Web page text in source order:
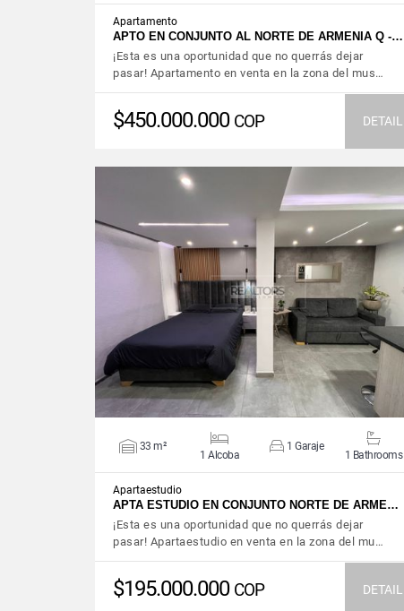
Apartamento
APTO EN CONJUNTO AL NORTE DE ARMENIA Q -…
¡Esta es una oportunidad que no querrás dejar
pasar! Apartamento en venta en la zona del mus…
$450.000.000 COP DETAIL
VIEW DETAILS
33 m²
1 Alcoba
1 Garaje
1 Bathrooms
Apartaestudio
APTA ESTUDIO EN CONJUNTO NORTE DE ARME…
¡Esta es una oportunidad que no querrás dejar
pasar! Apartaestudio en venta en la zona del mu…
$195.000.000 COP DETAIL